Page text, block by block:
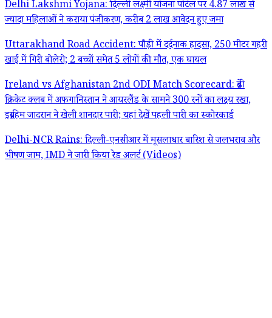
Delhi Lakshmi Yojana: दिल्ली लक्ष्मी योजना पोर्टल पर 4.87 लाख से
ज्यादा महिलाओं ने कराया पंजीकरण, करीब 2 लाख आवेदन हुए जमा
Uttarakhand Road Accident: पौड़ी में दर्दनाक हादसा, 250 मीटर गहरी
खाई में गिरी बोलेरो; 2 बच्चों समेत 5 लोगों की मौत, एक घायल
Ireland vs Afghanistan 2nd ODI Match Scorecard: ब्रेडी
क्रिकेट क्लब में अफगानिस्तान ने आयरलैंड के सामने 300 रनों का लक्ष्य रखा,
इब्राहिम जादरान ने खेली शानदार पारी; यहां देखें पहली पारी का स्कोरकार्ड
Delhi-NCR Rains: दिल्ली-एनसीआर में मूसलाधार बारिश से जलभराव और
भीषण जाम, IMD ने जारी किया रेड अलर्ट (Videos)